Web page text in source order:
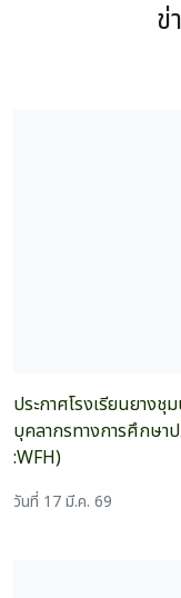
ข่
ประกาศโรงเรียนยางชุ
บุคลากรทางการศึกษ
:WFH)
วันที่ 17 มี.ค. 69